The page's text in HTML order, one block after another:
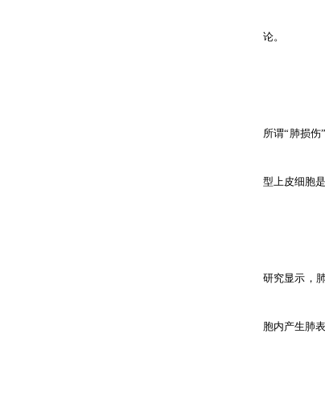
论。
所谓“肺损
型上皮细胞
研究显示，
胞内产生肺